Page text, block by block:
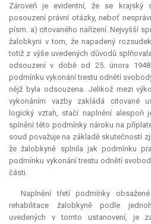
Zároveň je evidentní, že se krajský
posouzení právní otázky, neboť
písm. a) citovaného nařízení. Nejvyšší
žalobkyni v tom, že napadený
totiž z výše uvedených důvodů
odsouzení v době od 25. února
podmínku vykonání trestu odnětí
nějž byla odsouzena. Jelikož mezi
vykonáním vazby zakládá citované
logický vztah, stačí naplnění
splnění této podmínky nároku na
soud považuje na základě skutečností
že žalobkyně splnila jak podmínku
podmínku vykonání trestu odnětí
části.
Naplnění třetí podmínky
rehabilitace žalobkyně podle
uvedených v tomto ustanovení, je